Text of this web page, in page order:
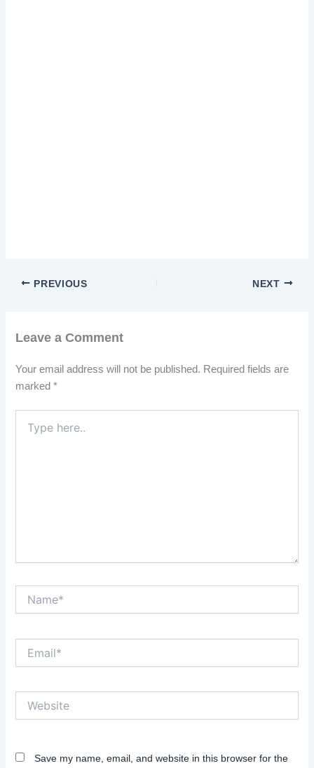
PREVIOUS NEXT
Leave a Comment
Your email address will not be published. Required fields are
marked*
here..
Save my name, email, and website in this browser for the